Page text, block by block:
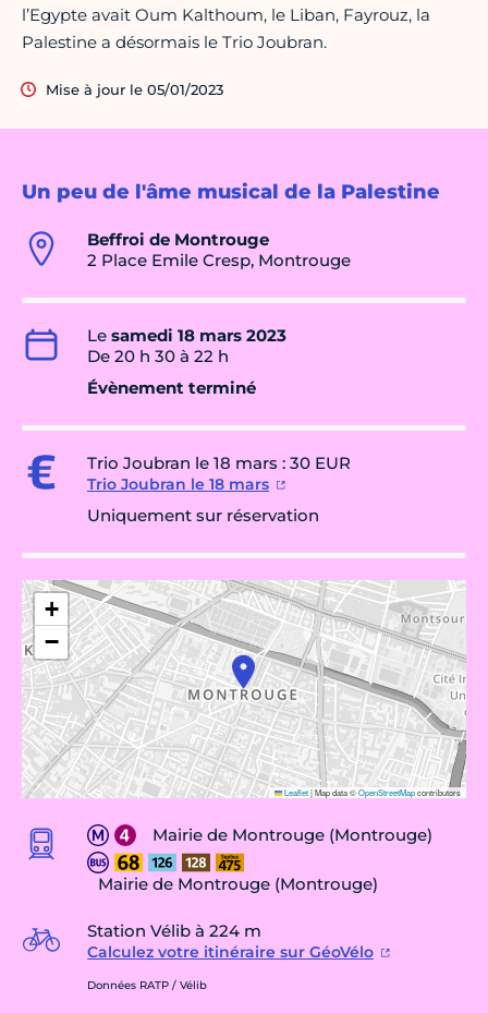
Un peu de l'âme musical de la Palestine
Beffroi de Montrouge
2 Place Emile Cresp, Montrouge
Le samedi 18 mars 2023
De 20 h 30 à 22 h
Évènement terminé
Trio Joubran le 18 mars : 30 EUR
Trio Joubran le 18 mars
Uniquement sur réservation
+
−
Leaflet|Map data ©OpenStreetMapcontributors
Mairie de Montrouge (Montrouge)
Mairie de Montrouge (Montrouge)
Station Vélib à 224 m
Calculez votre itinéraire sur GéoVélo
Données RATP / Vélib
l’Egypte avait Oum Kalthoum, le Liban, Fayrouz, la
Palestine a désormais le Trio Joubran.
Mise à jour le 05/01/2023